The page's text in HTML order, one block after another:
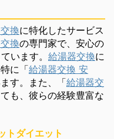
換に特化したサービス
換の専門家で、安心の
います。 給湯器交換に
に「給湯器交換 安
す。また、「給湯器交
も、彼らの経験豊富な
トダイエット